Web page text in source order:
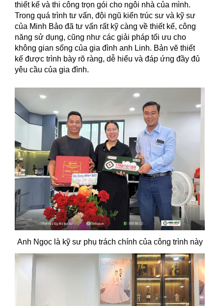
thiết kế và thi công trọn gói cho ngôi nhà của mình.
Trong quá trình tư vấn, đội ngũ kiến trúc sư và kỹ sư
của Minh Bảo đã tư vấn rất kỹ càng về thiết kế, công
năng sử dụng, cũng như các giải pháp tối ưu cho
không gian sống của gia đình anh Linh. Bản vẽ thiết
kế được trình bày rõ ràng, dễ hiểu và đáp ứng đầy đủ
yêu cầu của gia đình.
Anh Ngọc là kỹ sư phụ trách chính của công trình này